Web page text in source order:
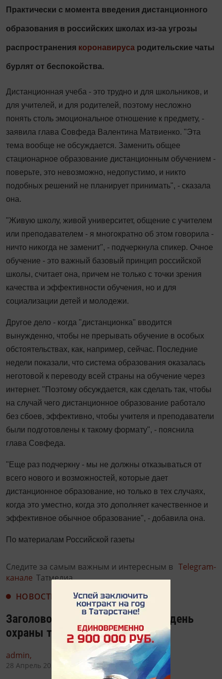
Практически с момента введения дистанционного
образования в российских школах из-за угрозы
распространения коронавируса родительские чаты
бурлят от беспокойства.
Дистанционная учеба - это трудно и для школьников, и
для учителей, и для родителей, поэтому несложно
понять столь эмоциональное отношение к предмету, -
заявила глава Совфеда Валентина Матвиенко. "Эта
тема вообще не обсуждается. Заменить общее
стационарное образование дистанционным обучением -
поверьте, это невозможно, недопустимо, и никто
подобных решений не планирует принимать", - сказала
она.
"Живую школу, живой университет, общение с учителем
или преподавателем - я многократно об этом говорила -
ничто никогда не заменит", - подчеркнула спикер. Очное
обучение - это важный базовый принцип российской
школы, считает она, причем не только с точки зрения
качества и эффективности обучения, но и для
социализации детей и молодежи.
Другое дело - когда "дистанционка" вводится
вынужденно, чтобы не прерывать обучение в особых
обстоятельствах, как, например, сейчас. Последние
недели показали, что система образования оказалась
неготовой к переводу всей страны на обучение через
интернет. "Поэтому обсуждается, как сделать так, чтобы
на случай чего дистанционное образование работало
без сбоев, эффективно, чтобы учителя и преподаватели
были подготовлены к такому формату", - пояснила
глава Совфеда.
"Еще раз подчеркну - мы не должны отказываться от
всего нового и возможностей, которые дает
дистанционное образование, но только в тех случаях,
когда это уместно, когда это дополняет качественное и
эффективное обычное образование", - добавила она.
По материалам Российской газеты
Следите за самым важным и интересным в Telegram-
канале Татмедиа
НОВОСТИ
Заголовок: Сегодня Всемирный день
охраны труда
admin,
28 Апрель 2020 - 13:46